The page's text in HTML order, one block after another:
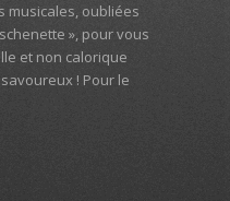
oubliées
», pour vous
et non calorique
! Pour le